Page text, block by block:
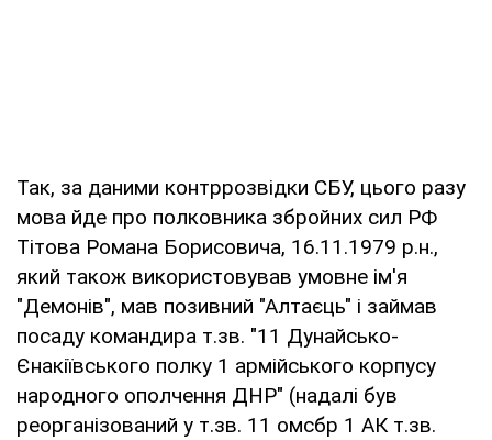
Так, за даними контррозвідки СБУ, цього разу
мова йде про полковника збройних сил РФ
Тітова Романа Борисовича, 16.11.1979 р.н.,
який також використовував умовне ім'я
"Демонів", мав позивний "Алтаєць" і займав
посаду командира т.зв. "11 Дунайсько-
Єнакіївського полку 1 армійського корпусу
народного ополчення ДНР" (надалі був
реорганізований у т.зв. 11 омсбр 1 АК т.зв.